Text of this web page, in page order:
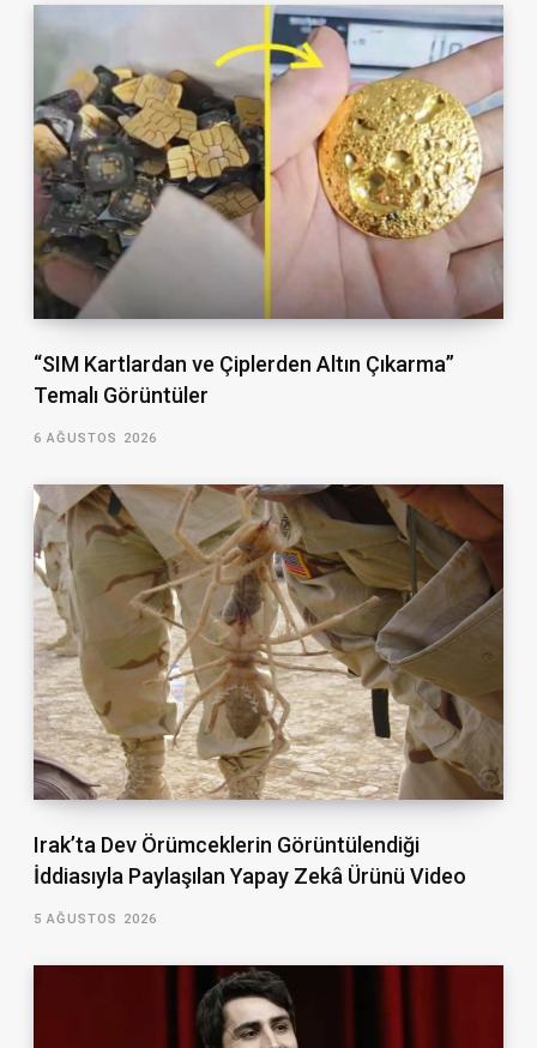
“SIM Kartlardan ve Çiplerden Altın Çıkarma”
Temalı Görüntüler
6 AĞUSTOS 2026
Irak’ta Dev Örümceklerin Görüntülendiği
İddiasıyla Paylaşılan Yapay Zekâ Ürünü Video
5 AĞUSTOS 2026